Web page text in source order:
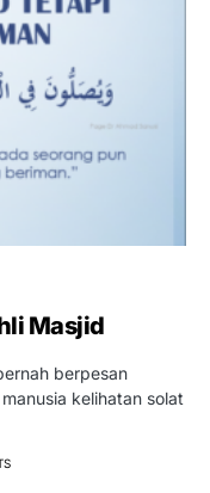
Masjid
berpesan
kelihatan solat